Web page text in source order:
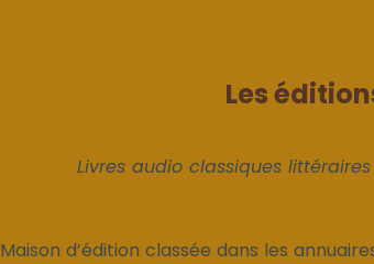
Les
Livres audio classiques
Maison d’édition classée dans les